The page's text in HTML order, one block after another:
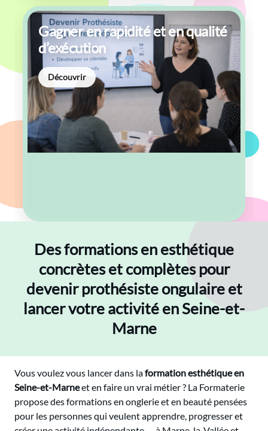
Gagner en rapidité et en qualité
d’exécution
Découvrir
Des formations en esthétique
concrètes et complètes pour
devenir prothésiste ongulaire et
lancer votre activité en Seine-et-
Marne
Vous voulez vous lancer dans laformation esthétique en
Seine-et-Marneet en faire un vrai métier ? La Formaterie
propose des formations en onglerie et en beauté pensées
pour les personnes qui veulent apprendre, progresser et